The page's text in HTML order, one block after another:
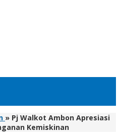
» Pj Walkot Ambon Apresiasi
Kemiskinan